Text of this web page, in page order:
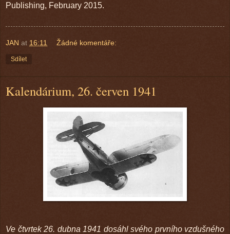
Publishing, February 2015.
JAN at 16:11 Žádné komentáře:
Sdílet
Kalendárium, 26. červen 1941
Ve čtvrtek 26. dubna 1941 dosáhl svého prvního vzdušného